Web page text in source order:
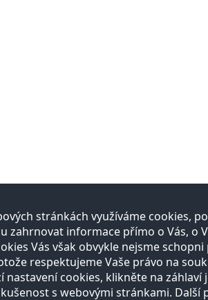
stránkách využíváme cookies,
zahrnovat informace přímo o Vás, o
Vás však obvykle nejsme
respektujeme Vaše právo na
nastavení cookies, klikněte na
s webovými stránkami.